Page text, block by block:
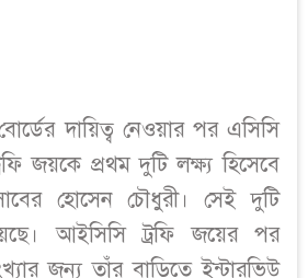
দায়িত্ব নেওয়ার পর এসিসি
জয়কে প্রথম দুটি লক্ষ্য হিসেবে
হোসেন চৌধুরী। সেই দুটি
আইসিসি ট্রফি জয়ের পর
জন্য তাঁর বাড়িতে ইন্টারভিউ